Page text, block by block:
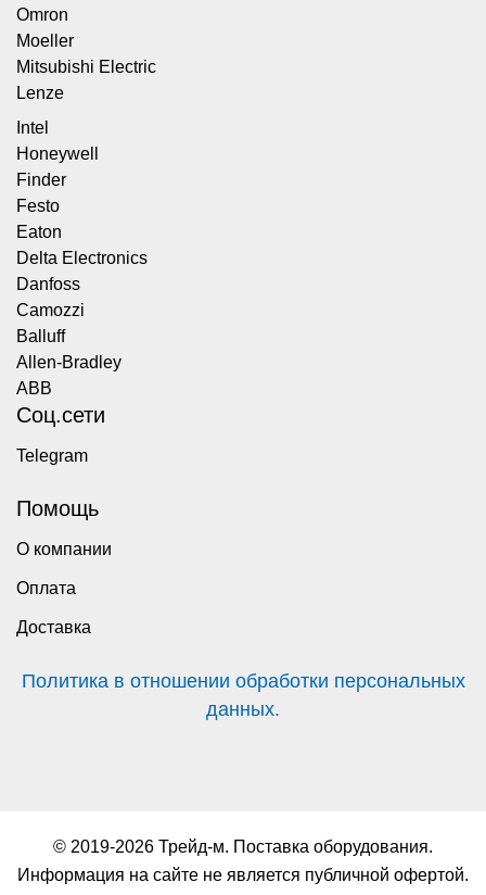
Omron
Moeller
Mitsubishi Electric
Lenze
Intel
Honeywell
Finder
Festo
Eaton
Delta Electronics
Danfoss
Camozzi
Balluff
Allen-Bradley
ABB
Соц.сети
Telegram
Помощь
О компании
Оплата
Доставка
Политика в отношении обработки персональных
данных.
© 2019-2026 Трейд-м. Поставка оборудования.
Информация на сайте не является публичной офертой.